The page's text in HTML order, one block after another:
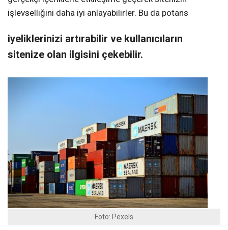
işlevselliğini daha iyi anlayabilirler. Bu da potans
iyeliklerinizi artırabilir ve kullanıcıların
sitenize olan ilgisini çekebilir.
Foto: Pexels